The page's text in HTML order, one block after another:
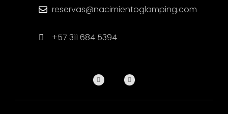
reservas@nacimientoglamping.com
+57 311 684 5394